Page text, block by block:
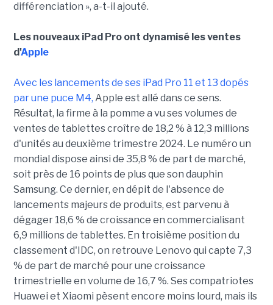
différenciation », a-t-il ajouté.
Les nouveaux iPad Pro ont dynamisé les ventes
d'Apple
Avec les lancements de ses iPad Pro 11 et 13 dopés
par une puce M4, Apple est allé dans ce sens.
Résultat, la firme à la pomme a vu ses volumes de
ventes de tablettes croître de 18,2 % à 12,3 millions
d'unités au deuxième trimestre 2024. Le numéro un
mondial dispose ainsi de 35,8 % de part de marché,
soit près de 16 points de plus que son dauphin
Samsung. Ce dernier, en dépit de l'absence de
lancements majeurs de produits, est parvenu à
dégager 18,6 % de croissance en commercialisant
6,9 millions de tablettes. En troisième position du
classement d'IDC, on retrouve Lenovo qui capte 7,3
% de part de marché pour une croissance
trimestrielle en volume de 16,7 %. Ses compatriotes
Huawei et Xiaomi pèsent encore moins lourd, mais ils